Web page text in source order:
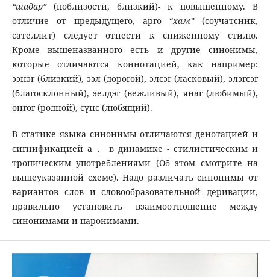
“шадар”(поблизости, близкий)- к повышенному. В
отличие от предыдущего, арго “хам”(соучатсник,
сателлит) следует отнести к сниженному стилю.
Кроме вышеназванного есть и другие синонимы,
которые отличаются коннотацией, как например:
ээнэг (близкий), ээл (дорогой), элсэг (ласковый), элэгсэг
(благосклонный), эелдэг (вежливый), янаг (любимый),
онгог (родной), сүнс (любящий).
В статике языка синонимы отличаются денотацией и
сигнификацией а， в динамике - стилистическим и
тропическим употреблениями (Об этом смотрите на
вышеуказанной схеме). Надо различать синонимы от
вариантов слов и словообразовательной деривации,
правильно установить взаимоотношение между
синонимами и паронимами.